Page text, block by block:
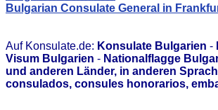
Bulgarian Consulate General in
Auf Konsulate.de: Konsulate Bulgarien -
Visum Bulgarien - Nationalflagge
und anderen Länder, in anderen
consulados, consules honorarios,